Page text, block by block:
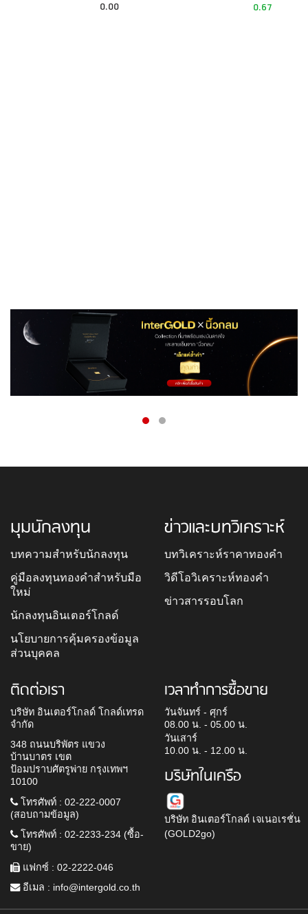
0.00 0.67
มุมนักลงทุน
บทความสำหรับนักลงทุน
คู่มือลงทุนทองคำสำหรับมือ
ใหม่
นักลงทุนอินเตอร์โกลด์
นโยบายการคุ้มครองข้อมูล
ส่วนบุคคล
ข่าวและบทวิเคราะห์
บทวิเคราะห์ราคาทองคำ
วิดีโอวิเคราะห์ทองคำ
ข่าวสารรอบโลก
ติดต่อเรา
บริษัท อินเตอร์โกลด์ โกลด์เทรด
จำกัด
348 ถนนบริพัตร แขวง
บ้านบาตร เขต
ป้อมปราบศัตรูพ่าย กรุงเทพฯ
10100
โทรศัพท์ : 02-222-0007
(สอบถามข้อมูล)
โทรศัพท์ : 02-2233-234 (ซื้อ-
ขาย)
แฟกซ์ : 02-2222-046
อีเมล : info@intergold.co.th
เวลาทำการซื้อขาย
วันจันทร์ - ศุกร์
08.00 น. - 05.00 น.
วันเสาร์
10.00 น. - 12.00 น.
บริษัทในเครือ
บริษัท อินเตอร์โกลด์ เจเนอเรชั่น
(GOLD2go)